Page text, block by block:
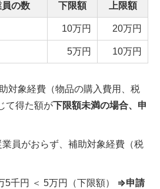
の数 下限額 上限額
10万円 20万円
5万円 10万円
対象経費（物品の購入費用、税
て得た額が下限額未満の場合、申
業員がおらず、補助対象経費（税
円 ＜ 5万円（下限額）
⇒申請